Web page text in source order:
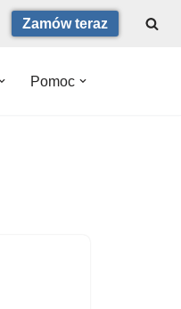
Zamów teraz
Pomoc